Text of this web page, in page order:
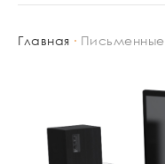
Главная Письменные